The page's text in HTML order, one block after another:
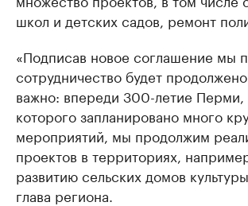
школ и детских садов, ремонт
«Подписав новое соглашение мы
сотрудничество будет
важно: впереди 300-летие Перми,
которого запланировано много
мероприятий, мы продолжим
проектов в территориях,
развитию сельских домов
глава региона.